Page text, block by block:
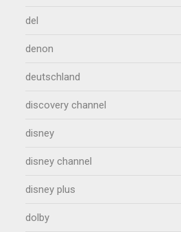
del
denon
deutschland
discovery channel
disney
disney channel
disney plus
dolby